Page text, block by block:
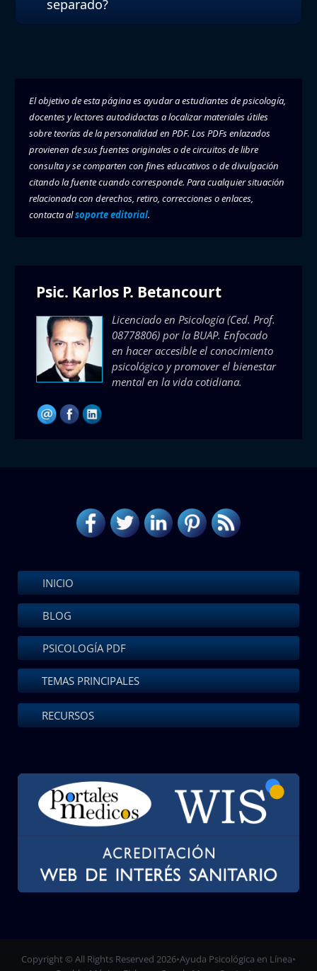
separado?
El objetivo de esta página es ayudar a estudiantes de psicología,
docentes y lectores autodidactas a localizar materiales útiles
sobreteorías de la personalidad en PDF. Los PDFs enlazados
provienen de sus fuentes originales o de circuitos de libre
consulta y se comparten con fines educativos o de divulgación
citando la fuente cuando corresponde. Para cualquier situación
relacionada con derechos, retiro, correcciones o enlaces,
contacta alsoporte editorial.
Psic. Karlos P. Betancourt
Licenciado en Psicología (Ced. Prof.
08778806) por la BUAP. Enfocado
en hacer accesible el conocimiento
psicológico y promover el bienestar
mental en la vida cotidiana.
INICIO
BLOG
PSICOLOGÍA PDF
TEMAS PRINCIPALES
RECURSOS
Copyright © All Rights Reserved 2026•Ayuda Psicológica en Línea•